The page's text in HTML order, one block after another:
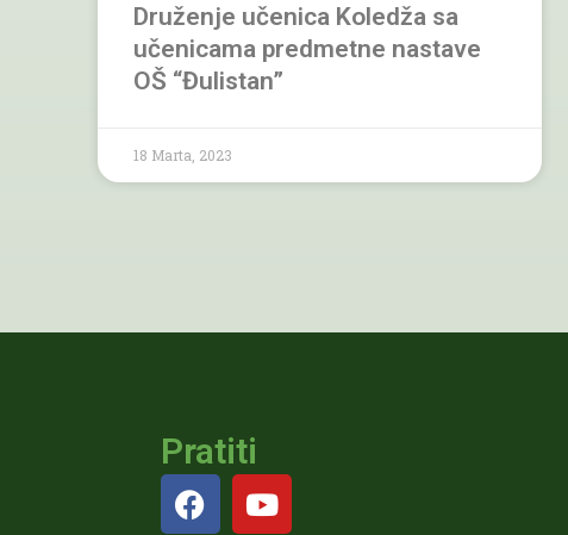
Druženje učenica Koledža sa
učenicama predmetne nastave
OŠ “Đulistan”
18 Marta, 2023
Pratiti
F
a
Y
o